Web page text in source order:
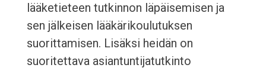
lääketieteen tutkinnon läpäisemisen ja
sen jälkeisen lääkärikoulutuksen
suorittamisen. Lisäksi heidän on
suoritettava asiantuntijatutkinto